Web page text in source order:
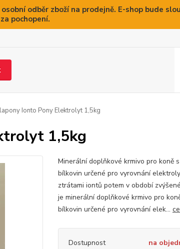
odběr zboží na prodejně. E-shop bude
pochopení.
Ionto Pony Elektrolyt 1,5kg
1,5kg
Minerální doplňkové krmivo pro koně
bílkovin určené pro vyrovnání
ztrátami iontů potem v období
je minerální doplňkové krmivo pro
bílkovin určené pro vyrovnání elek...
Dostupnost
na